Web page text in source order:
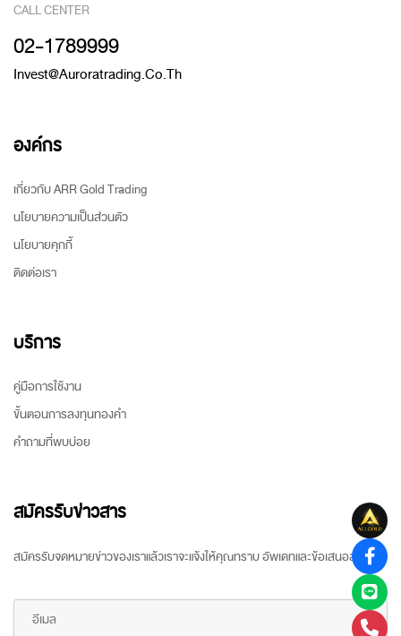
CALL CENTER
02-1789999
Invest@auroratrading.co.th
องค์กร
เกี่ยวกับ ARR Gold Trading
นโยบายความเป็นส่วนตัว
นโยบายคุกกี้
ติดต่อเรา
บริการ
คู่มือการใช้งาน
ขั้นตอนการลงทุนทองคำ
คำถามที่พบบ่อย
สมัครรับข่าวสาร
สมัครรับจดหมายข่าวของเราแล้วเราจะแจ้งให้คุณทราบ อัพเดทและข้อเสนอล่าสุด